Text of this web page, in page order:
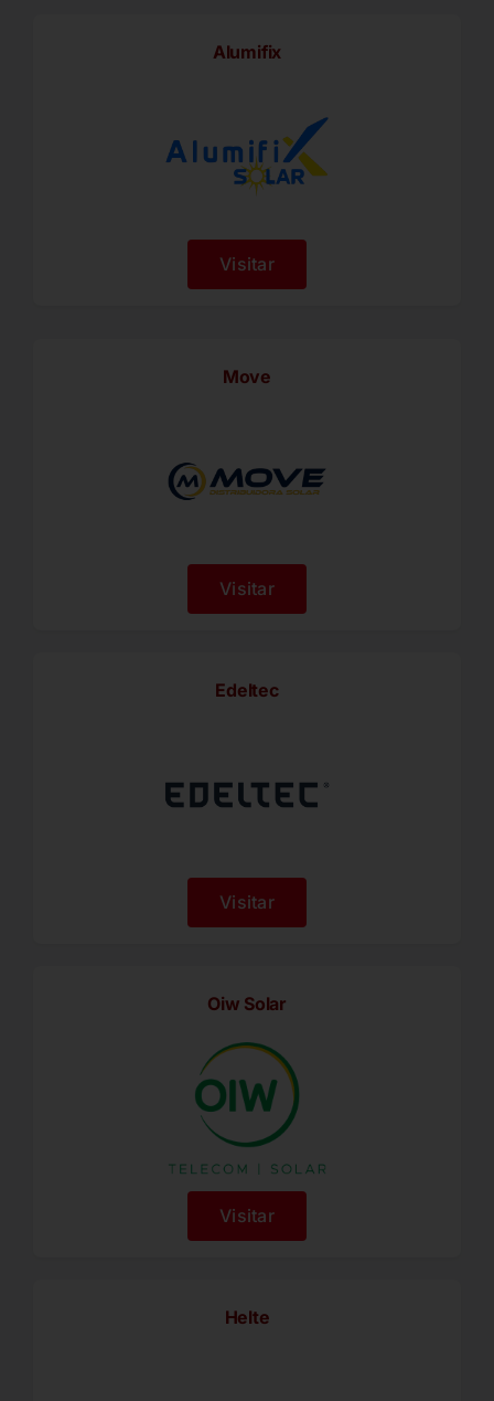
Alumifix
Visitar
Move
Visitar
Edeltec
Visitar
Oiw Solar
Visitar
Helte